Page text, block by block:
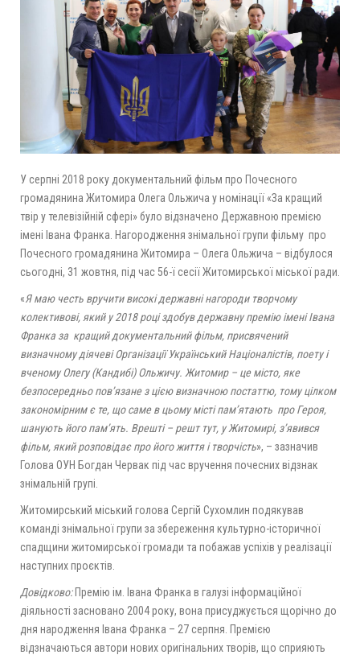
У серпні 2018 року документальний фільм про Почесного
громадянина Житомира Олега Ольжича у номінації «За кращий
твір у телевізійній сфері» було відзначено Державною премією
імені Івана Франка. Нагородження знімальної групи фільму про
Почесного громадянина Житомира – Олега Ольжича – відбулося
сьогодні, 31 жовтня, під час 56-ї сесії Житомирської міської ради.
«Я маю честь вручити високі державні нагороди творчому
колективові, який у 2018 році здобув державну премію імені Івана
Франка за кращий документальний фільм, присвячений
визначному діячеві Організації Український Націоналістів, поету і
вченому Олегу (Кандибі) Ольжичу. Житомир – це місто, яке
безпосередньо пов’язане з цією визначною постаттю, тому цілком
закономірним є те, що саме в цьому місті пам’ятають про Героя,
шанують його пам’ять. Врешті – решт тут, у Житомирі, з’явився
фільм, який розповідає про його життя і творчість», – зазначив
Голова ОУН Богдан Червак під час вручення почесних відзнак
знімальній групі.
Житомирський міський голова Сергій Сухомлин подякував
команді знімальної групи за збереження культурно-історичної
спадщини житомирської громади та побажав успіхів у реалізації
наступних проєктів.
Довідково:Премію ім. Івана Франка в галузі інформаційної
діяльності засновано 2004 року, вона присуджується щорічно до
дня народження Івана Франка – 27 серпня. Премією
відзначаються автори нових оригінальних творів, що сприяють